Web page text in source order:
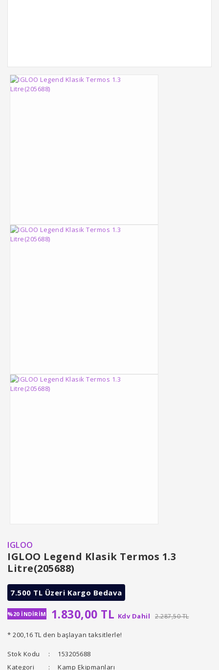
IGLOO
IGLOO Legend Klasik Termos 1.3
Litre(205688)
7.500 TL Üzeri Kargo Bedava
%20 İNDİRİM 1.830,00 TL Kdv Dahil 2.287,50 TL
* 200,16 TL den başlayan taksitlerle!
Stok Kodu
153205688
Kategori
Kamp Ekipmanları